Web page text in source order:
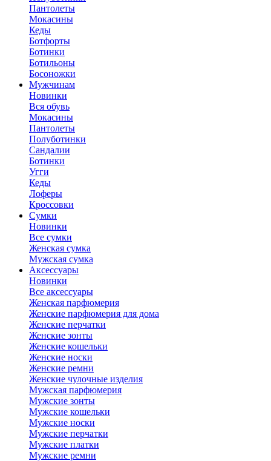
Пантолеты
Мокасины
Кеды
Ботфорты
Ботинки
Ботильоны
Босоножки
Мужчинам
Новинки
Вся обувь
Мокасины
Пантолеты
Полуботинки
Сандалии
Ботинки
Угги
Кеды
Лоферы
Кроссовки
Сумки
Новинки
Все сумки
Женская сумка
Мужская сумка
Аксессуары
Новинки
Все аксессуары
Женская парфюмерия
Женские парфюмерия для дома
Женские перчатки
Женские зонты
Женские кошельки
Женские носки
Женские ремни
Женские чулочные изделия
Мужская парфюмерия
Мужские зонты
Мужские кошельки
Мужские носки
Мужские перчатки
Мужские платки
Мужские ремни